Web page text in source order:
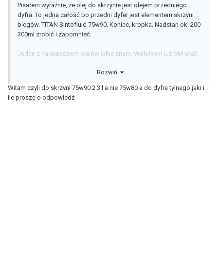
Pisałem wyraźnie, że olej do skrzynie jest olejem przedniego
dyfra. To jedna całość bo przedni dyfer jest elementem skrzyni
biegów. TITAN Sintofluid 75w90. Koniec, kropka. Nadstan ok. 200-
300ml zrobić i zapomnieć.
Jeden z najsłabszych olejów jakie znam. Wolałbym już GM wlać.
Nie. Obie fabryki produkowały równolegle zależnie od tego, na
2014 rok modelowy 2015 i wyprodukowali ją w Bupyeong w Korei.
Sarragossa najczęściej na rynek Europy zachodniej produkowała.
Rozwiń
Witam czyli do skrzyni 75w90 2.3 l a nie 75w80 a do dyfra tylnego jaki i
ile proszę o odpowiedź